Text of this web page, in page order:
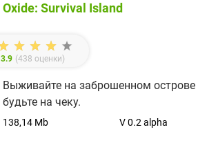
Oxide: Survival Island
3.9 (438 оценки)
Выживайте на заброшенном острове
будьте на чеку.
138,14 Mb V 0.2 alpha